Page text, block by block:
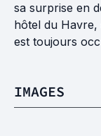
sa surprise en
hôtel du Havre,
est toujours
IMAGES